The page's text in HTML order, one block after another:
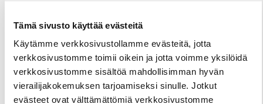
Tämä sivusto käyttää evästeitä
Käytämme verkkosivustollamme evästeitä, jotta
verkkosivustomme toimii oikein ja jotta voimme yksilöidä
verkkosivustomme sisältöä mahdollisimman hyvän
vierailijakokemuksen tarjoamiseksi sinulle. Jotkut
evästeet ovat välttämättömiä verkkosivustomme